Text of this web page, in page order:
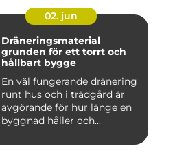
02. jun
Dräneringsmaterial
grunden för ett torrt och
hållbart bygge
En väl fungerande dränering
runt hus och i trädgård är
avgörande för hur länge en
byggnad håller och...